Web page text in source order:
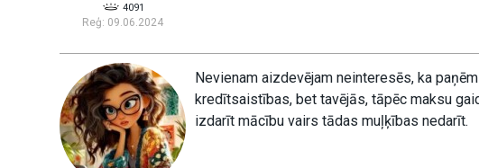
4091
Reģ: 09.06.2024
Nevienam aizdevējam neinteresēs, ka
kredītsaistības, bet tavējās, tāpēc maksu
izdarīt mācību vairs tādas muļķības nedarīt.